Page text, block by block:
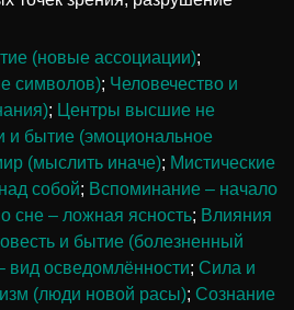
(новые ассоциации);
символов); Человечество и
; Центры высшие не
и бытие (эмоциональное
(мыслить иначе); Мистические
собой; Вспоминание – начало
сне – ложная ясность; Влияния
и бытие (болезненный
вид осведомлённости; Сила и
(люди новой расы); Сознание